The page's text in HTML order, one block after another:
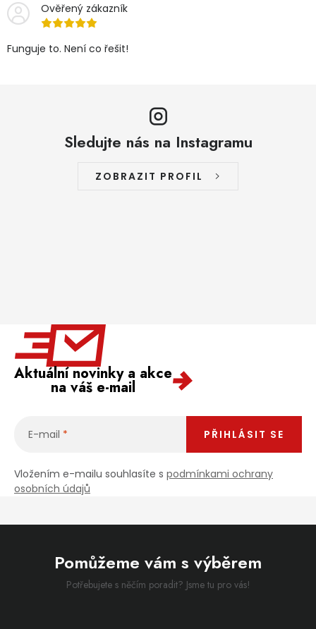
Ověřený zákazník
Funguje to. Není co řešit!
Sledujte nás na Instagramu
ZOBRAZIT PROFIL
Aktuální novinky a akce
na váš e-mail
E-mail
Vložením e-mailu souhlasíte s podmínkami ochrany
osobních údajů
PŘIHLÁSIT SE
Pomůžeme vám s výběrem
Potřebujete s něčím poradit? Jsme tu pro vás!